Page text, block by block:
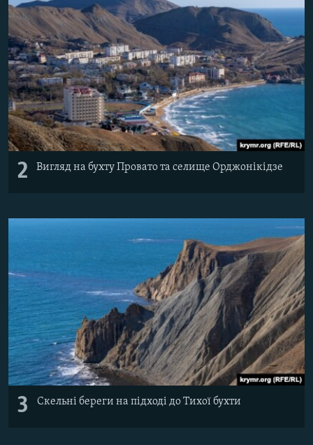
2 Вигляд на бухту Провато та селище Орджонікідзе
3 Скельні береги на підході до Тихої бухти